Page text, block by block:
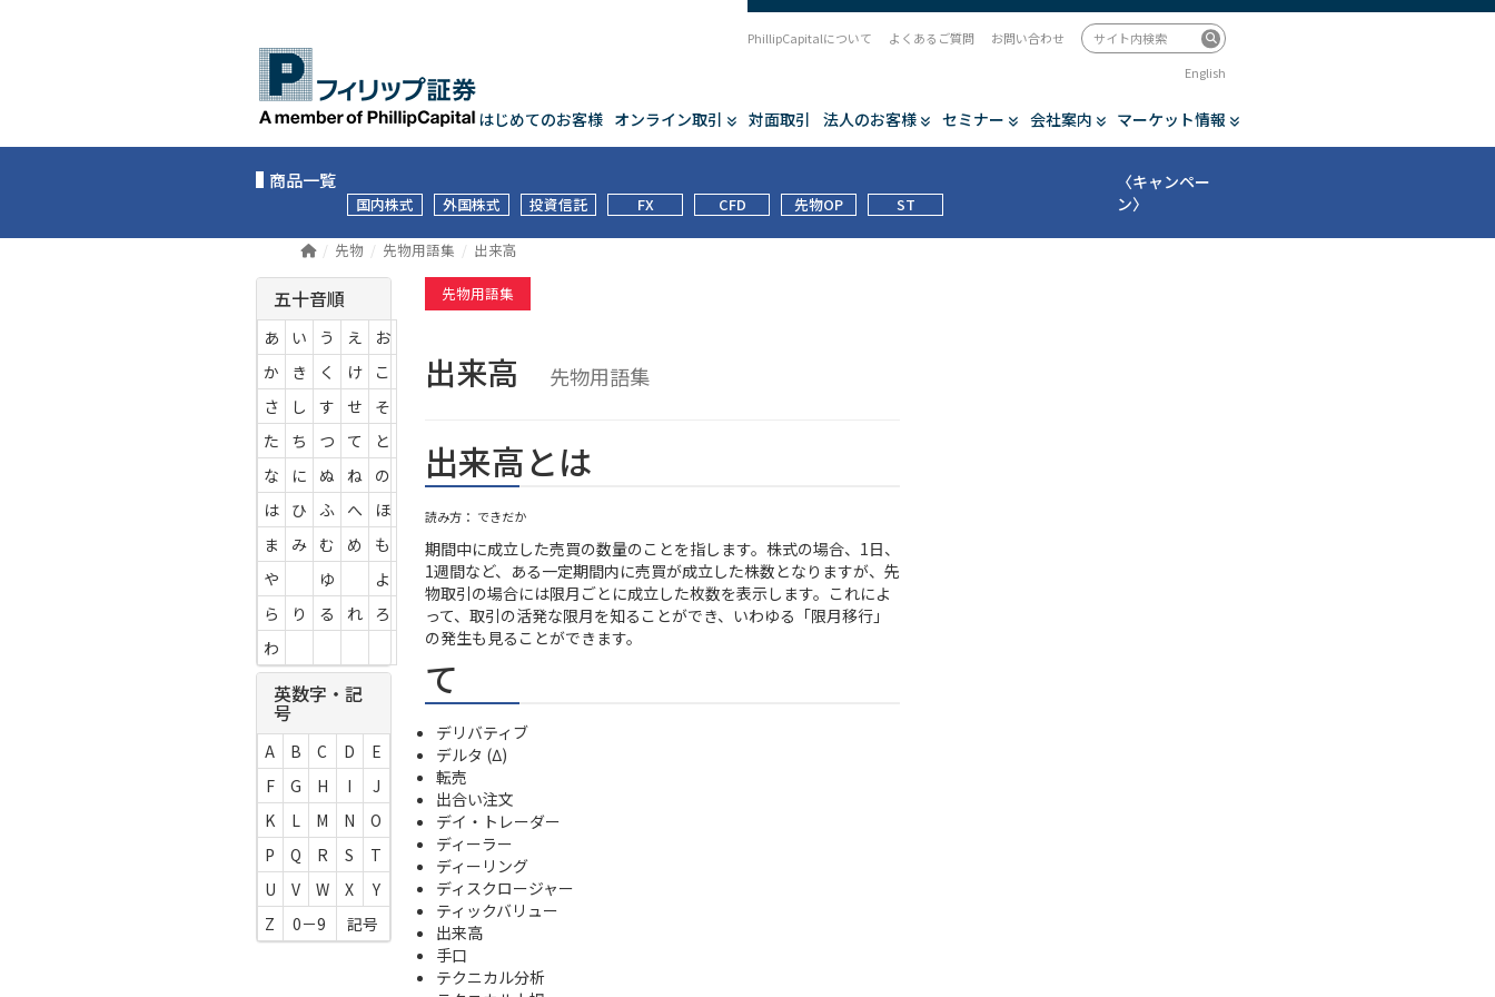
はじめてのお客様 オンライン取引 対面取引 法人のお客様 セミナー 会社案内 マーケット情報
PhillipCapitalについて よくあるご質問
お問い合わせ
English
商品一覧
国内株式 外国株式 投資信託 FX CFD 先物OP ST
〈キャンペー
ン〉
先物 先物用語集 出来高
先物用語集
出来高 先物用語集
出来高とは
読み方： できだか
期間中に成立した売買の数量のことを指します。株式の場合、1日、
1週間など、ある一定期間内に売買が成立した株数となりますが、先
物取引の場合には限月ごとに成立した枚数を表示します。これによ
って、取引の活発な限月を知ることができ、いわゆる「限月移行」
の発生も見ることができます。
て
デリバティブ
デルタ (Δ)
転売
出合い注文
デイ・トレーダー
ディーラー
ディーリング
ディスクロージャー
ティックバリュー
出来高
手口
テクニカル分析
五十音順
あ い う え
お
か
き く け
こ
さ
し す せ
そ
た
ち つ て
と
な
に ぬ ね
の
は
ひ ふ へ
ほ
ま
み む め
も
や
ゆ
よ
ら
り る れ
ろ
わ
英数字・記
号
A B C D
E
F
G H I
J
K
L M N
O
P
Q R S
T
U
V W X
Y
Z
0－9 記号